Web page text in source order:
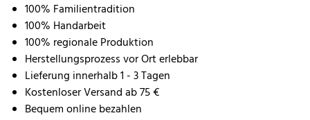
100% Familientradition
100% Handarbeit
100% regionale Produktion
Herstellungsprozess vor Ort erlebbar
Lieferung innerhalb 1 - 3 Tagen
Kostenloser Versand ab 75 €
Bequem online bezahlen